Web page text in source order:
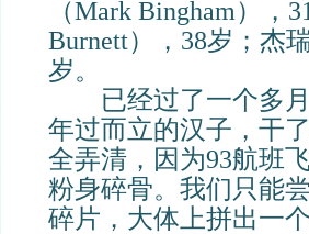
（Mark Bingham），
Burnett），38岁；杰
岁。
已经过了一个多月
年过而立的汉子，干
全弄清，因为93航班
粉身碎骨。我们只能
碎片，大体上拼出一